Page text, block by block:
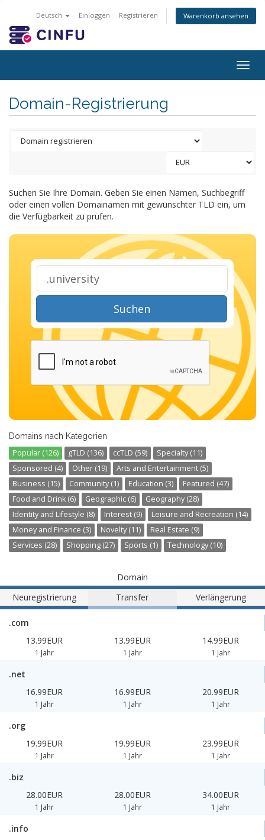
Deutsch Einloggen Registrieren Warenkorb ansehen
Domain-Registrierung
Suchen Sie Ihre Domain. Geben Sie einen Namen, Suchbegriff
oder einen vollen Domainamen mit gewünschter TLD ein, um
die Verfügbarkeit zu prüfen.
Suchen
Domains nach Kategorien
Popular (126) gTLD (136) ccTLD (59)
Specialty (11)
Sponsored (4)
Other (19)
Arts and Entertainment (5)
Business (15)
Community (1) Education (3)
Featured (47)
Food and Drink (6)
Geographic (6)
Geography (28)
Identity and Lifestyle (8)
Interest (9)
Leisure and Recreation (14)
Money and Finance (3)
Novelty (11)
Real Estate (9)
Services (28)
Shopping (27) Sports (1) Technology (10)
Domain
Neuregistrierung
Transfer Verlängerung
.com
13.99EUR
1 Jahr
13.99EUR
1 Jahr
14.99EUR
1 Jahr
.net
16.99EUR
1 Jahr
16.99EUR
1 Jahr
20.99EUR
1 Jahr
.org
19.99EUR
1 Jahr
19.99EUR
1 Jahr
23.99EUR
1 Jahr
.biz
28.00EUR
1 Jahr
28.00EUR
1 Jahr
34.00EUR
1 Jahr
.info